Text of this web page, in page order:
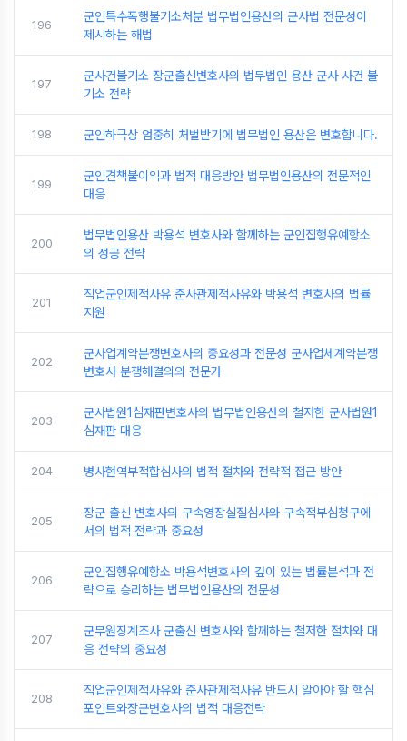
196
군인특수폭행불기소처분 법무법인용산의 군사법 전문성이
제시하는 해법
197
군사건불기소 장군출신변호사의 법무법인 용산 군사 사건 불
기소 전략
198 군인하극상 엄중히 처벌받기에 법무법인 용산은 변호합니다.
199
군인견책불이익과 법적 대응방안 법무법인용산의 전문적인
대응
200
법무법인용산 박용석 변호사와 함께하는 군인집행유예항소
의 성공 전략
201
직업군인제적사유 준사관제적사유와 박용석 변호사의 법률
지원
202
군사업계약분쟁변호사의 중요성과 전문성 군사업체계약분쟁
변호사 분쟁해결의의 전문가
203
군사법원1심재판변호사의 법무법인용산의 철저한 군사법원1
심재판 대응
204 병사현역부적합심사의 법적 절차와 전략적 접근 방안
205
장군 출신 변호사의 구속영장실질심사와 구속적부심청구에
서의 법적 전략과 중요성
206
군인집행유예항소 박용석변호사의 깊이 있는 법률분석과 전
략으로 승리하는 법무법인용산의 전문성
207
군무원징계조사 군출신 변호사와 함께하는 철저한 절차와 대
응 전략의 중요성
208
직업군인제적사유와 준사관제적사유 반드시 알아야 할 핵심
포인트와장군변호사의 법적 대응전략